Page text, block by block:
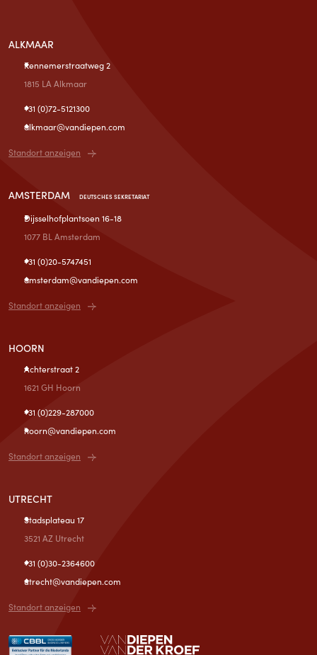
ALKMAAR
Kennemerstraatweg 2
1815 LA Alkmaar
+31 (0)72-5121300
alkmaar@vandiepen.com
Standort anzeigen
AMSTERDAM DEUTSCHES SEKRETARIAT
Dijsselhofplantsoen 16-18
1077 BL Amsterdam
+31 (0)20-5747451
amsterdam@vandiepen.com
Standort anzeigen
HOORN
Achterstraat 2
1621 GH Hoorn
+31 (0)229-287000
hoorn@vandiepen.com
Standort anzeigen
UTRECHT
Stadsplateau 17
3521 AZ Utrecht
+31 (0)30-2364600
utrecht@vandiepen.com
Standort anzeigen